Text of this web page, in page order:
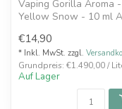
Vaping Gorilla Aroma -
Yellow Snow - 10 ml
€14,90
* Inkl. MwSt. zzgl.
Grundpreis: €1.490,00 /
Auf Lager